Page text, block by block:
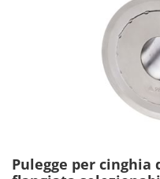
Pulegge per cinghia